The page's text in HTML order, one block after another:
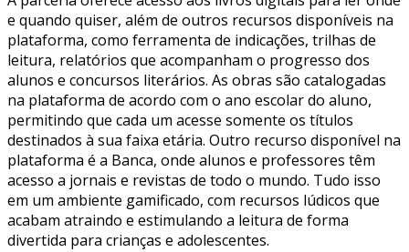
e quando quiser, além de outros recursos disponíveis na
plataforma, como ferramenta de indicações, trilhas de
leitura, relatórios que acompanham o progresso dos
alunos e concursos literários. As obras são catalogadas
na plataforma de acordo com o ano escolar do aluno,
permitindo que cada um acesse somente os títulos
destinados à sua faixa etária. Outro recurso disponível na
plataforma é a Banca, onde alunos e professores têm
acesso a jornais e revistas de todo o mundo. Tudo isso
em um ambiente gamificado, com recursos lúdicos que
acabam atraindo e estimulando a leitura de forma
divertida para crianças e adolescentes.